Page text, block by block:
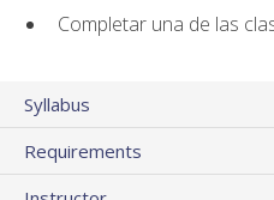
Completar una de las
Syllabus
Requirements